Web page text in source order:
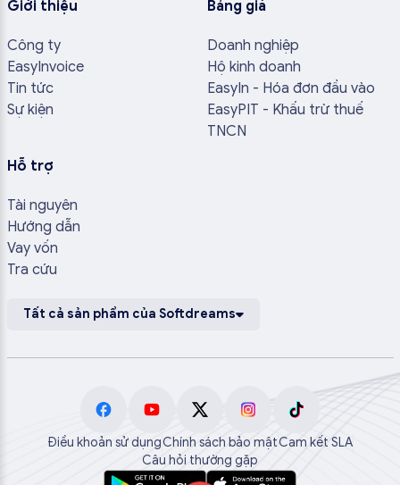
Giới thiệu
Công ty
EasyInvoice
Tin tức
Sự kiện
Bảng giá
Doanh nghiệp
Hộ kinh doanh
EasyIn - Hóa đơn đầu vào
EasyPIT - Khấu trừ thuế
TNCN
Hỗ trợ
Tài nguyên
Hướng dẫn
Vay vốn
Tra cứu
Tất cả sản phẩm của Softdreams
Điều khoản sử dụngChính sách bảo mậtCam kết SLA
Câu hỏi thường gặp